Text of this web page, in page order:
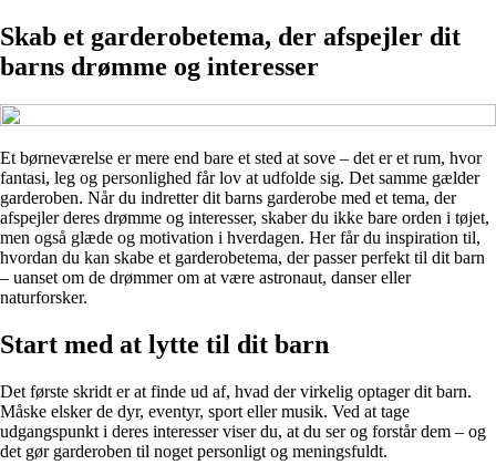
Skab et garderobetema, der afspejler dit
barns drømme og interesser
Et børneværelse er mere end bare et sted at sove – det er et rum, hvor
fantasi, leg og personlighed får lov at udfolde sig. Det samme gælder
garderoben. Når du indretter dit barns garderobe med et tema, der
afspejler deres drømme og interesser, skaber du ikke bare orden i tøjet,
men også glæde og motivation i hverdagen. Her får du inspiration til,
hvordan du kan skabe et garderobetema, der passer perfekt til dit barn
– uanset om de drømmer om at være astronaut, danser eller
naturforsker.
Start med at lytte til dit barn
Det første skridt er at finde ud af, hvad der virkelig optager dit barn.
Måske elsker de dyr, eventyr, sport eller musik. Ved at tage
udgangspunkt i deres interesser viser du, at du ser og forstår dem – og
det gør garderoben til noget personligt og meningsfuldt.